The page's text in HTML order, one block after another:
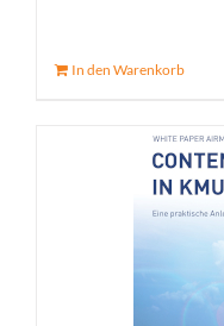
In den Warenkorb